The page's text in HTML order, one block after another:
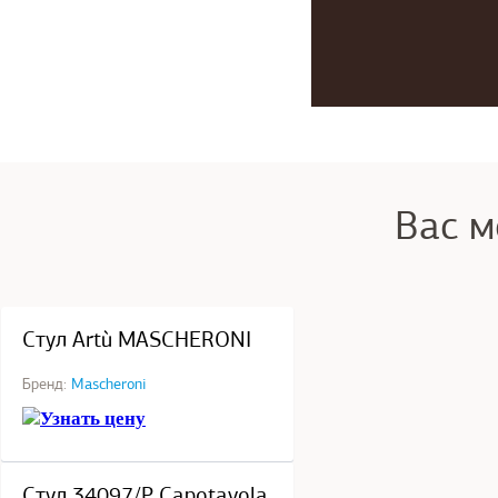
Вас
Стул Artù MASCHERONI
Бренд: Mascheroni
Узнать цену